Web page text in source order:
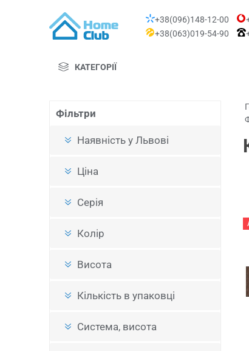
+38(096)148-12-00
+38(063)019-54-90
КАТЕГОРІЇ
Фільтри
Наявність у Львові
Ціна
Серія
Колір
Висота
Кількість в упаковці
Система, висота